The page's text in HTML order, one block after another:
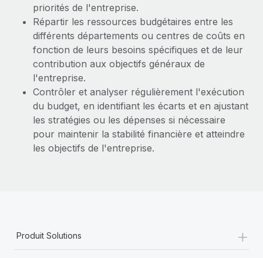
priorités de l'entreprise.
Répartir les ressources budgétaires entre les
différents départements ou centres de coûts en
fonction de leurs besoins spécifiques et de leur
contribution aux objectifs généraux de
l'entreprise.
Contrôler et analyser régulièrement l'exécution
du budget, en identifiant les écarts et en ajustant
les stratégies ou les dépenses si nécessaire
pour maintenir la stabilité financière et atteindre
les objectifs de l'entreprise.
Produit Solutions +